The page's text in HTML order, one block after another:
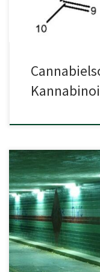
kolejny kannabinoid
Spożywanie konopi
powiązane. Ale czy
psychotyczne
stan wiedzy.
typowe objawy to
Wiele badań
powodować